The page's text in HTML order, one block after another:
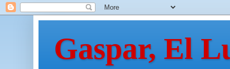
Gaspar, El